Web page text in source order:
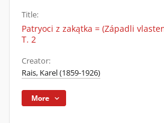
Title:
Patryoci z zakątka = (Západli
T. 2
Creator:
Rais, Karel (1859-1926)
More